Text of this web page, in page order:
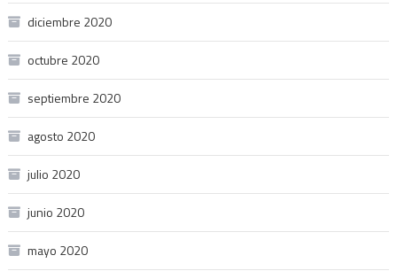
diciembre 2020
octubre 2020
septiembre 2020
agosto 2020
julio 2020
junio 2020
mayo 2020